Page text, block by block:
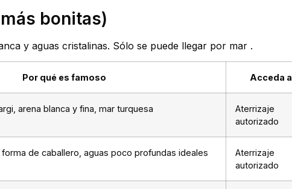
bonitas)
y aguas cristalinas. Sólo se puede llegar por mar .
Por qué es famoso Acceda a
arena blanca y fina, mar turquesa
Aterrizaje
autorizado
de caballero, aguas poco profundas ideales
Aterrizaje
autorizado